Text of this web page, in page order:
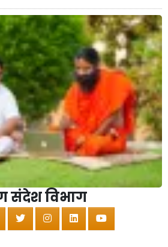
संदेश विभाग